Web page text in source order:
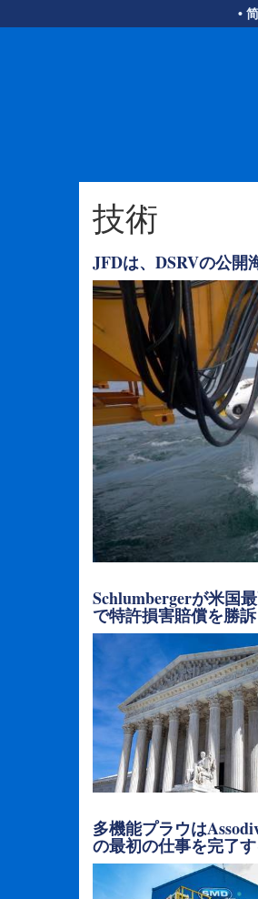
•
技術
JFDは、DSRVの公開
Schlumbergerが米国
で特許損害賠償を勝訴
多機能プラウは
の最初の仕事を完了